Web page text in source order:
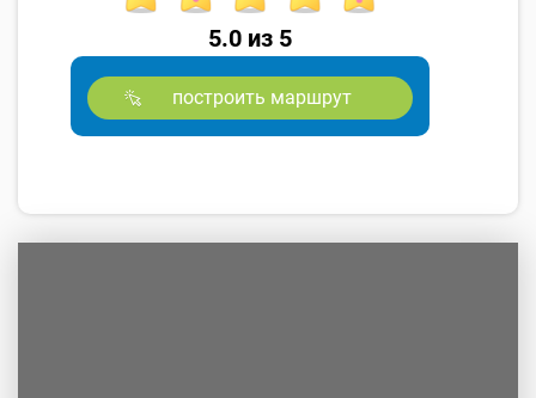
5.0 из 5
построить маршрут